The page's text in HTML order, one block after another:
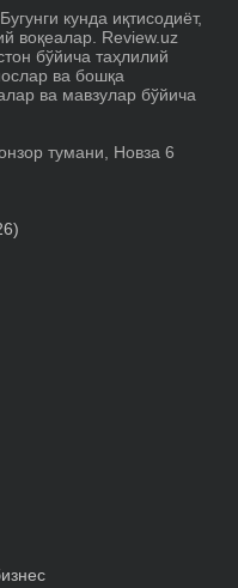
кунда иқтисодиёт,
воқеалар. Review.uz
бўйича таҳлилий
ва бошқа
ва мавзулар бўйича
тумани, Новза 6